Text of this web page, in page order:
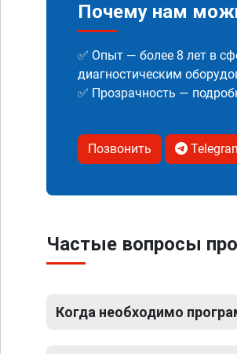
Почему нам
✅ Опыт — более 8 лет в
диагностическим
✅ Прозрачность —
Позвонить
Частые вопросы
Когда необходимо